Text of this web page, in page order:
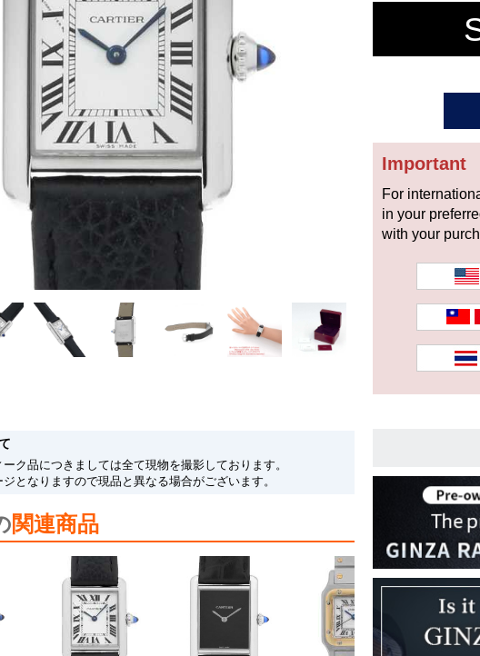
Important
For
in your
with your
ク品につきましては全て現物を撮影しております。
となりますので現品と異なる場合がございます。
関連商品
カルティ
ト SM
588,000